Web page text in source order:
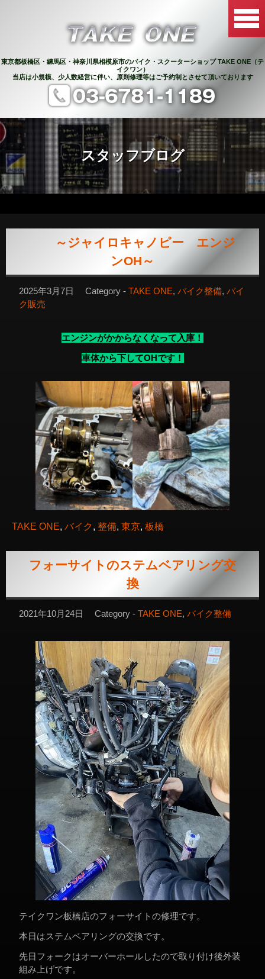
東京都板橋区・練馬区・神奈川県相模原市のバイク・スクーターショップ TAKE ONE（テ
イクワン）
当店は小規模、少人数経営に伴い、原則修理等はご予約制とさせて頂いております
スタッフブログ
～ジャイロキャノピー エンジ
ンOH～
2025年3月7日 Category -TAKE ONE,バイク整備,バイ
ク販売
エンジンがかからなくなって入庫！
車体から下してOHです！
TAKE ONE, バイク , 整備, 東京, 板橋
フォーサイトのステムベアリング交
換
2021年10月24日 Category -TAKE ONE,バイク整備
テイクワン板橋店のフォーサイトの修理です。
本日はステムベアリングの交換です。
先日フォークはオーバーホールしたので取り付け後外装
組み上げです。